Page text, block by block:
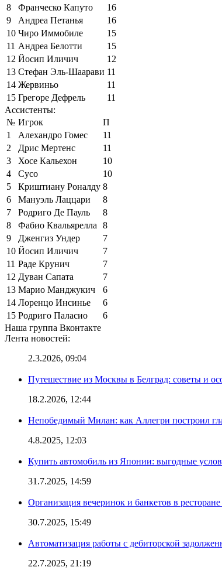
8
Франческо Капуто
16
9
Андреа Петанья
16
10 Чиро Иммобиле
15
11 Андреа Белотти
15
12 Йосип Иличич
12
13 Стефан Эль-Шаарави 11
14 Жервиньо
11
15 Грегоре Дефрель
11
Ассистенты:
№ Игрок
П
1
Алехандро Гомес
11
2
Дрис Мертенс
11
3
Хосе Кальехон
10
4
Сусо
10
5
Криштиану Роналду 8
6
Мануэль Лаццари
8
7
Родриго Де Пауль
8
8
Фабио Квальярелла
8
9
Дженгиз Ундер
7
10 Йосип Иличич
7
11 Раде Крунич
7
12 Дуван Сапата
7
13 Марио Манджукич
6
14 Лоренцо Инсинье
6
15 Родриго Паласио
6
Наша группа Вконтакте
Лента новостей:
2.3.2026, 09:04
Путешествие из Москвы в Белград: советы и
18.2.2026, 12:44
Непобедимый Милан: как Аллегри построил
4.8.2025, 12:03
Купить автомобиль из Японии: выгодные
31.7.2025, 14:59
Организация вечеринок и банкетов в
30.7.2025, 15:49
Автоматизация работы с дебиторской
22.7.2025, 21:19